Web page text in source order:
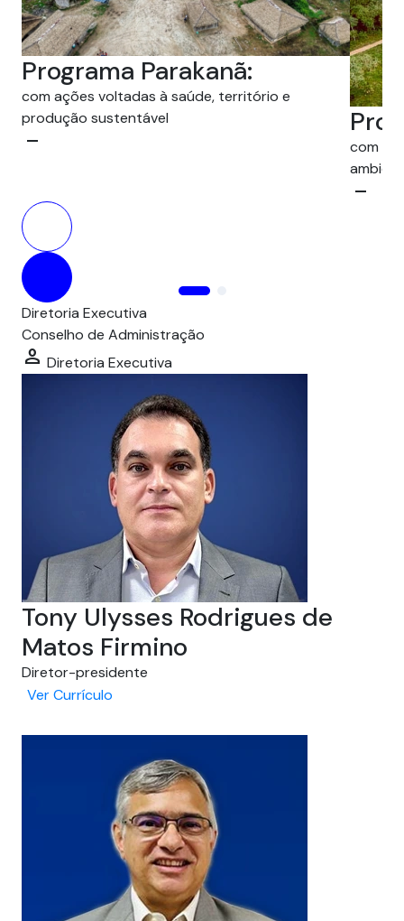
Programa Parakanã:
com ações voltadas à saúde, território e
produção sustentável
minimize
com
minimize
Diretoria Executiva
Conselho de Administração
person Diretoria Executiva
Tony Ulysses Rodrigues de
Matos Firmino
Diretor-presidente
Ver Currículo